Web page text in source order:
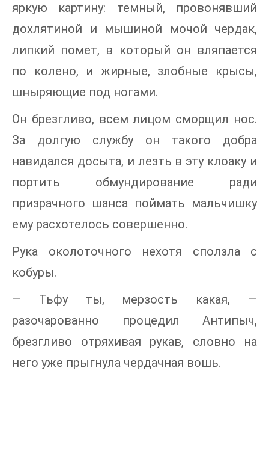
яркую картину: темный, провонявший
дохлятиной и мышиной мочой чердак,
липкий помет, в который он вляпается
по колено, и жирные, злобные крысы,
шныряющие под ногами.
Он брезгливо, всем лицом сморщил нос.
За долгую службу он такого добра
навидался досыта, и лезть в эту клоаку и
портить обмундирование ради
призрачного шанса поймать мальчишку
ему расхотелось совершенно.
Рука околоточного нехотя сползла с
кобуры.
— Тьфу ты, мерзость какая, —
разочарованно процедил Антипыч,
брезгливо отряхивая рукав, словно на
него уже прыгнула чердачная вошь.